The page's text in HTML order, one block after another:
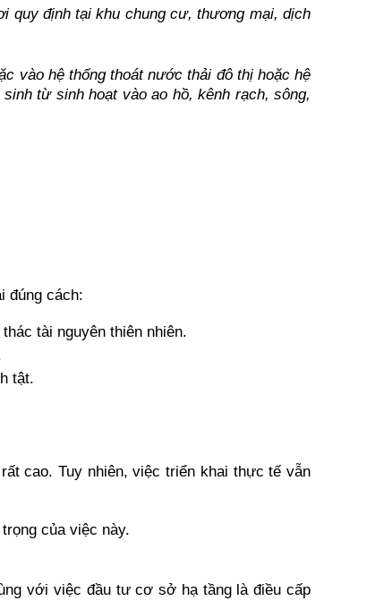
quy định tại khu chung cư, thương mại, dịch
vào hệ thống thoát nước thải đô thị hoặc hệ
từ sinh hoạt vào ao hồ, kênh rạch, sông,
đúng cách:
tài nguyên thiên nhiên.
tật.
cao. Tuy nhiên, việc triển khai thực tế vẫn
của việc này.
với việc đầu tư cơ sở hạ tầng là điều cấp